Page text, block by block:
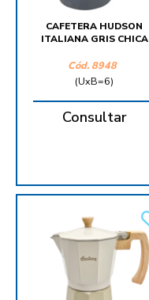
CAFETERA HUDSON
ITALIANA GRIS CHICA
Cód. 8948
(UxB=6)
Consultar